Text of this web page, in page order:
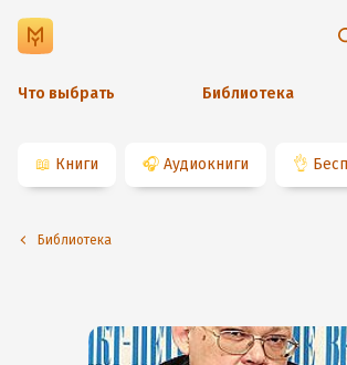
Что выбрать Библиотека
📖 Книги 🎧 Аудиокниги 👌
Библиотека